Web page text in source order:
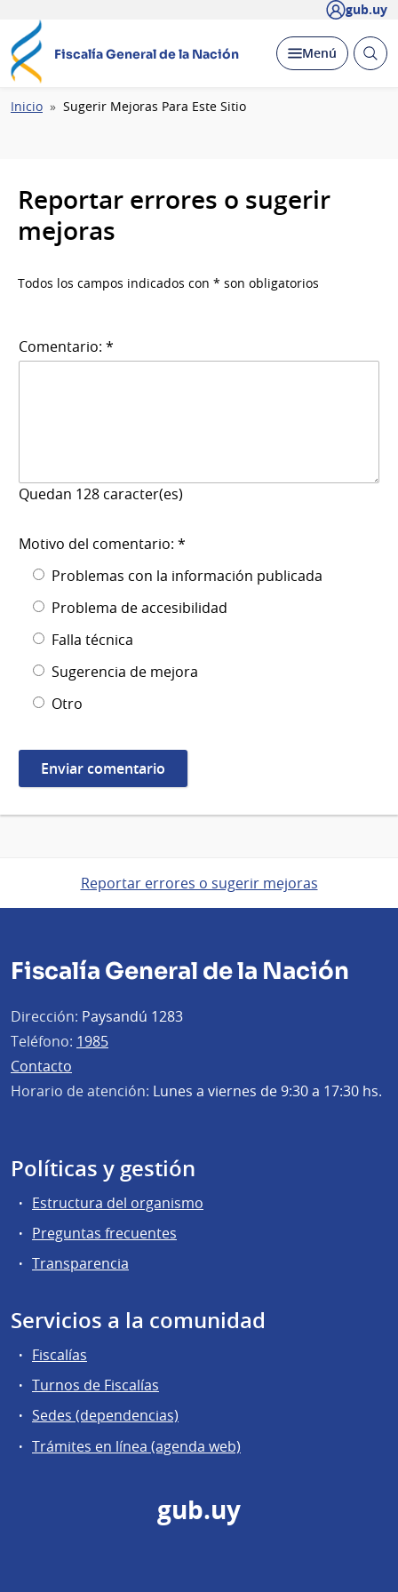
gub.uy
Fiscalía General de la Nación Desplegar
Menú Abrir
Ruta
Inicio Sugerir Mejoras Para Este Sitio
Reportar errores o sugerir
mejoras
Todos los campos indicados con * son obligatorios
Comentario: *
Quedan 128 caracter(es)
Motivo del comentario: *
Problemas con la información publicada
Problema de accesibilidad
Falla técnica
Sugerencia de mejora
Otro
Reportar errores o sugerir mejoras
Fiscalía General de la Nación
Dirección: Paysandú 1283
Teléfono: 1985
Contacto
Horario de atención: Lunes a viernes de 9:30 a 17:30 hs.
Políticas y gestión
Estructura del organismo
Preguntas frecuentes
Transparencia
Servicios a la comunidad
Fiscalías
Turnos de Fiscalías
Sedes (dependencias)
Trámites en línea (agenda web)
gub.uy